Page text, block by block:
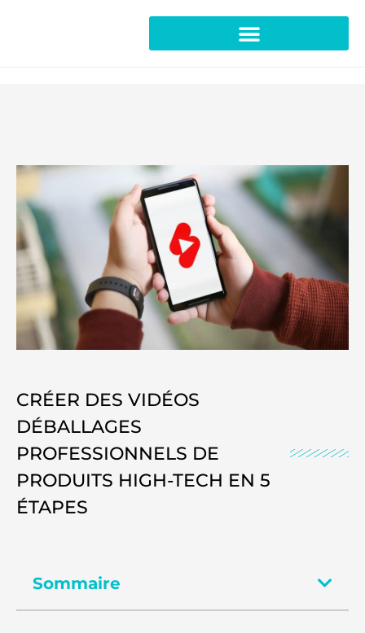
CRÉER DES VIDÉOS
DÉBALLAGES
PROFESSIONNELS DE
PRODUITS HIGH-TECH EN 5
ÉTAPES
Sommaire